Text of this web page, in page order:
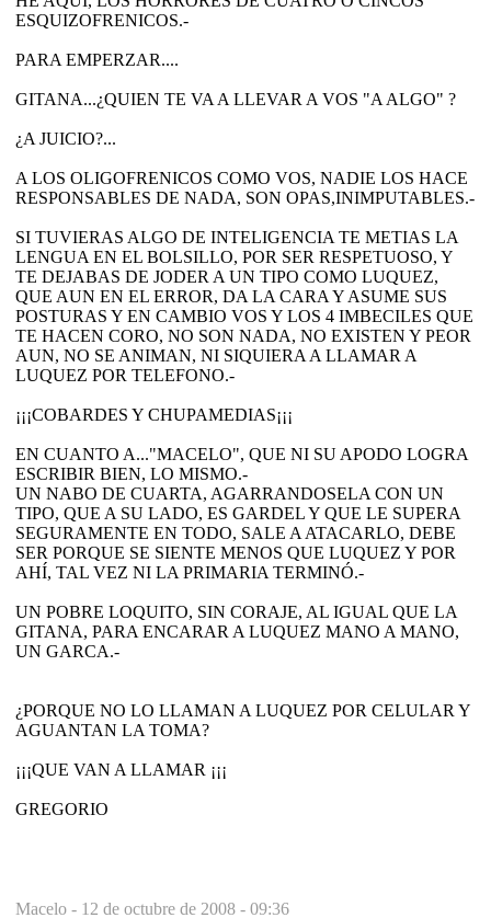
ESQUIZOFRENICOS.-
PARA EMPERZAR....
GITANA...¿QUIEN TE VA A LLEVAR A VOS "A ALGO" ?
¿A JUICIO?...
A LOS OLIGOFRENICOS COMO VOS, NADIE LOS HACE
RESPONSABLES DE NADA, SON OPAS,INIMPUTABLES.-
SI TUVIERAS ALGO DE INTELIGENCIA TE METIAS LA
LENGUA EN EL BOLSILLO, POR SER RESPETUOSO, Y
TE DEJABAS DE JODER A UN TIPO COMO LUQUEZ,
QUE AUN EN EL ERROR, DA LA CARA Y ASUME SUS
POSTURAS Y EN CAMBIO VOS Y LOS 4 IMBECILES QUE
TE HACEN CORO, NO SON NADA, NO EXISTEN Y PEOR
AUN, NO SE ANIMAN, NI SIQUIERA A LLAMAR A
LUQUEZ POR TELEFONO.-
¡¡¡COBARDES Y CHUPAMEDIAS¡¡¡
EN CUANTO A..."MACELO", QUE NI SU APODO LOGRA
ESCRIBIR BIEN, LO MISMO.-
UN NABO DE CUARTA, AGARRANDOSELA CON UN
TIPO, QUE A SU LADO, ES GARDEL Y QUE LE SUPERA
SEGURAMENTE EN TODO, SALE A ATACARLO, DEBE
SER PORQUE SE SIENTE MENOS QUE LUQUEZ Y POR
AHÍ, TAL VEZ NI LA PRIMARIA TERMINÓ.-
UN POBRE LOQUITO, SIN CORAJE, AL IGUAL QUE LA
GITANA, PARA ENCARAR A LUQUEZ MANO A MANO,
UN GARCA.-
¿PORQUE NO LO LLAMAN A LUQUEZ POR CELULAR Y
AGUANTAN LA TOMA?
¡¡¡QUE VAN A LLAMAR ¡¡¡
GREGORIO
Macelo - 12 de octubre de 2008 - 09:36